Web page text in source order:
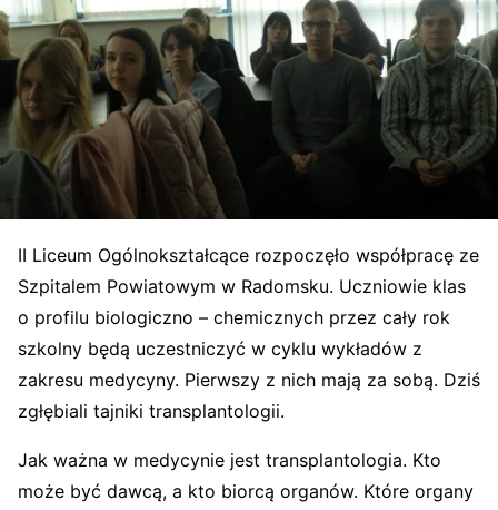
II Liceum Ogólnokształcące rozpoczęło współpracę ze
Szpitalem Powiatowym w Radomsku. Uczniowie klas
o profilu biologiczno – chemicznych przez cały rok
szkolny będą uczestniczyć w cyklu wykładów z
zakresu medycyny. Pierwszy z nich mają za sobą. Dziś
zgłębiali tajniki transplantologii.
Jak ważna w medycynie jest transplantologia. Kto
może być dawcą, a kto biorcą organów. Które organy